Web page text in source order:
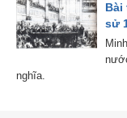
Bài
sử
nghĩa.